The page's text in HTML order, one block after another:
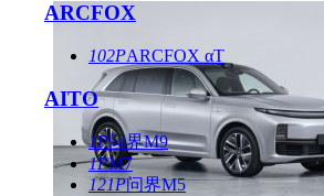
ARCFOX
102PARCFOX αT
AITO
1P问界M9
1PM7
121P问界M5